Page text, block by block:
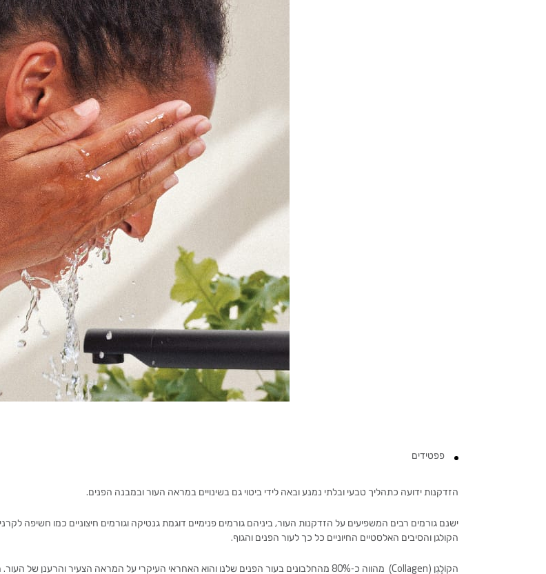
פפטידים
הזדקנות ידועה כתהליך טבעי ובלתי נמנע ובאה לידי ביטוי גם בשינויים במראה העור ובמבנה הפנים.
ישנם גורמים רבים המשפיעים על הזדקנות העור, ביניהם גורמים פנימיים דוגמת גנטיקה וגורמים חיצוניים כמו חשיפה
הקולגן והסיבים האלסטיים החיוניים כל כך לעור הפנים והגוף.
הקוֹלָגֵן ( Collagen